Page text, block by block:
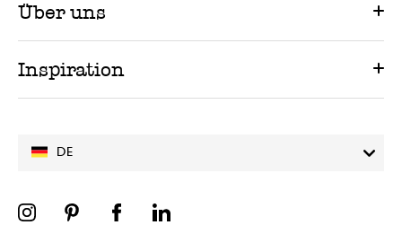
DE
Über uns
Inspiration